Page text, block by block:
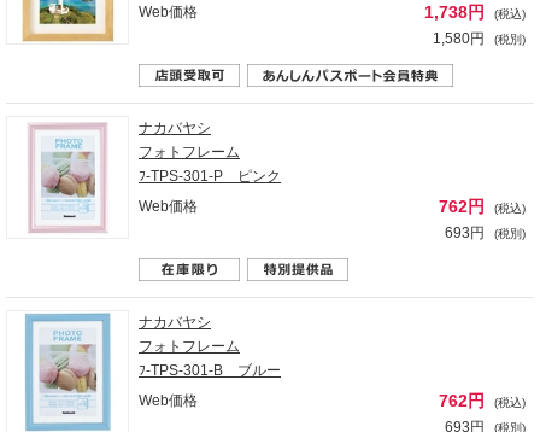
Web価格
1,738円 (税込)
1,580円 (税別)
ナカバヤシ
フォトフレーム
ﾌ-TPS-301-P ピンク
Web価格
762円 (税込)
693円 (税別)
ナカバヤシ
フォトフレーム
ﾌ-TPS-301-B ブルー
Web価格
762円 (税込)
693円 (税別)